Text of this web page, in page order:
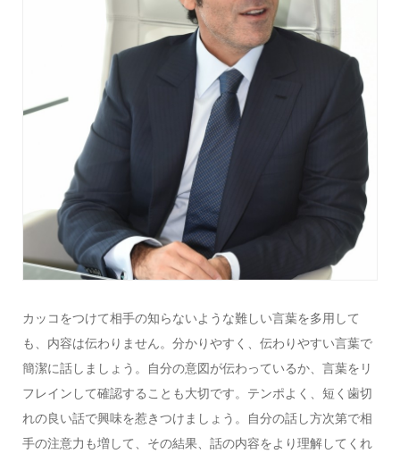
カッコをつけて相手の知らないような難しい言葉を多用して
も、内容は伝わりません。分かりやすく、伝わりやすい言葉で
簡潔に話しましょう。自分の意図が伝わっているか、言葉をリ
フレインして確認することも大切です。テンポよく、短く歯切
れの良い話で興味を惹きつけましょう。自分の話し方次第で相
手の注意力も増して、その結果、話の内容をより理解してくれ